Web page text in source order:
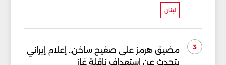
لبنان
3
مضيق هرمز على صفيح ساخن.. إعلام إيراني
يتحدث عن استهداف ناقلة غاز